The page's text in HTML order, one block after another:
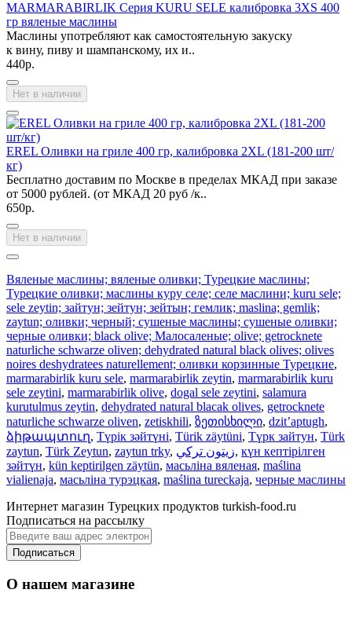
MARMARABIRLIK Серия KURU SELE калибровка 3XS 400
гр вяленые маслины
Маслины употребляют как самостоятельную закуску
к вину, пиву и шампанскому, их и..
440р.
Нет в наличии
EREL Оливки на гриле 400 гр, калибровка 2XL (181-200 шт/
кг)
Бесплатно доставим по Москве в пределах МКАД при заказе
от 5000 рублей. (от МКАД 20 руб /к..
650р.
Нет в наличии
Вяленые маслины; вяленые оливки; Турецкие маслины;
Турецкие оливки; маслины куру селе; селе маслини; kuru sele;
sele zeytin; зайтун; зейтун; зейтын; гемлик; maslina; gemlik;
zaytun; оливки; черный; сушеные маслины; сушеные оливки;
черные оливки; black olive; Малосаленые; olive; getrocknete
naturliche schwarze oliven; dehydrated natural black olives; olives
noires deshydratees naturellement; оливки корзинные Турецкие,
marmarabirlik kuru sele, marmarabirlik zeytin, marmarabirlik kuru
sele zeytini, marmarabirlik olive, dogal sele zeytini, salamura
kurutulmus zeytin, dehydrated natural blacak olives, getrocknete
naturliche schwarze oliven, zetiskhili, ზეთისხილი, dzit’aptugh,
ձիթապտուղ, Түрік зәйтүні, Türik zäytüni, Түрк зайтун, Türk
zaytun, Türk Zeytun, zaytun trky, زيتون تركي, күн кептірілген
зәйтүн, kün keptirilgen zäytün, масьліна вяленая, maślina
vialienaja, масьліна турэцкая, maślina tureckaja, черные маслины
Интернет магазин Турецких продуктов turkish-food.ru
Подписаться на рассылку
Подписаться
О нашем магазине